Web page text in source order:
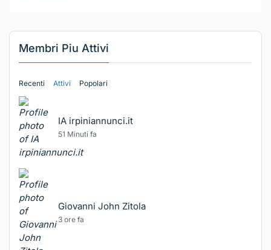
Membri Piu Attivi
Recenti Attivi Popolari
IA irpiniannunci.it
51 Minuti fa
Giovanni John Zitola
3 ore fa